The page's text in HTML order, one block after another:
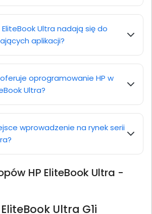
Ultra nadają się do
aplikacji?
oprogramowanie HP w
Ultra?
wprowadzenie na rynek serii
HP EliteBook Ultra -
Ultra G1i